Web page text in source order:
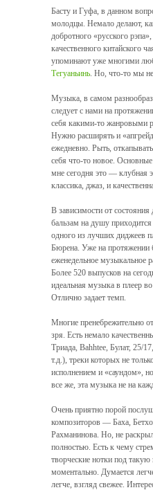
Басту и Гуфа, в данном
молодцы. Немало делают,
добротного «русского
качественного китайского
упоминают уже многими
Тегуаньинь . Но, что-то мы
Музыка, в самом
следует с нами на
себя какими-то жанровыми
Нужно расширять и
ежедневно. Рыть,
себя что-то новое.
мне сегодня это — клубная
классика, джаз, и
В зависимости от
бальзам на душу
одного из лучших диджеев
Бюрена. Уже на протяжении
еженедельное музыкальное
Более 520 выпусков на
идеальная музыка в плеер
Отлично задает темп.
Многие пренебрежительно
зря. Есть немало
Триада, Bahhtee, Булат, 25/
т.д.), треки которых не
исполнением и «саундом»,
все же, эта музыка не на
Очень приятно порой
композиторов — Баха,
Рахманинова. Но, не
полностью. Есть к чему
творческие нотки под
моментально. Думается
легче, взгляд свежее.